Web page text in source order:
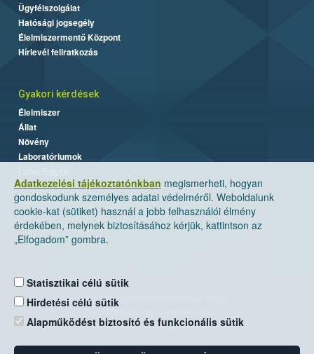
Adatkezelési tájékoztatónkban megismerheti, hogyan
gondoskodunk személyes adatai védelméről. Weboldalunk
cookie-kat (sütiket) használ a jobb felhasználói élmény
érdekében, melynek biztosításához kérjük, kattintson az
„Elfogadom” gombra.
Statisztikai célú sütik
Hirdetési célú sütik
Alapműködést biztosító és funkcionális sütik
Ügyfélszolgálat
Hatósági jogsegély
Élelmiszermentő Központ
Hírlevél feliratkozás
Gyakori kérdések
Élelmiszer
Állat
Növény
Laboratóriumok
Nemzeti Élelmiszerlánc-biztonsági Hivatal
Levelezési cím: 1525 Budapest. Pf. 30.